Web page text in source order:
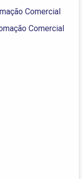
Comercial
Comercial